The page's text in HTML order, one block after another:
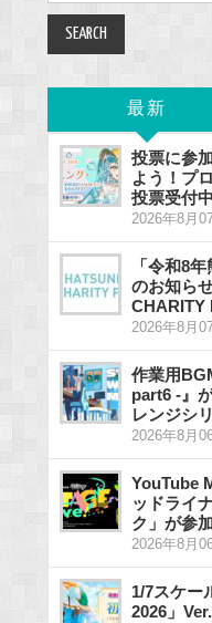
最新
投票に参
よう！プ
投票受付中
2026年8月
「令和8
のお知ら
CHARITY
2026年8月
作業用
part6 -』
レンジシ
2026年8月
YouTube
ッドライ
ク」が参
2026年8月
1/7スケー
2026」